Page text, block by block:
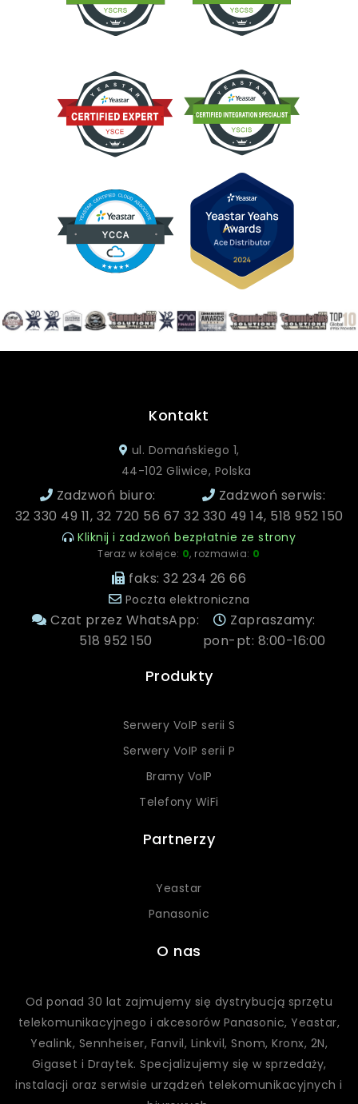
Kontakt
ul. Domańskiego 1,
44-102 Gliwice, Polska
Zadzwoń biuro:
32 330 49 11, 32 720 56 67
Zadzwoń serwis:
32 330 49 14, 518 952 150
Kliknij i zadzwoń bezpłatnie ze strony
Teraz w kolejce: 0, rozmawia: 0
faks: 32 234 26 66
Poczta elektroniczna
Czat przez WhatsApp:
518 952 150
Zapraszamy:
pon-pt: 8:00-16:00
Produkty
Serwery VoIP serii S
Serwery VoIP serii P
Bramy VoIP
Telefony WiFi
Partnerzy
Yeastar
Panasonic
O nas
Od ponad 30 lat zajmujemy się dystrybucją sprzętu
telekomunikacyjnego i akcesorów Panasonic, Yeastar,
Yealink, Sennheiser, Fanvil, Linkvil, Snom, Kronx, 2N,
Gigaset i Draytek. Specjalizujemy się w sprzedaży,
instalacji oraz serwisie urządzeń telekomunikacyjnych i